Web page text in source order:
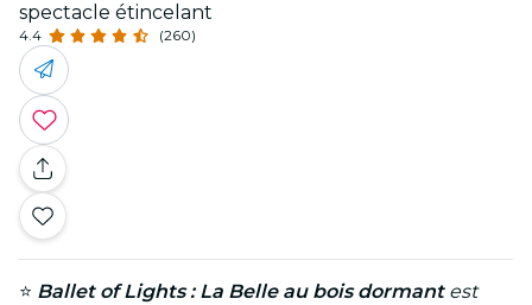
spectacle étincelant
4.4 (260)
⭐ Ballet of Lights : La Belle au bois dormantest